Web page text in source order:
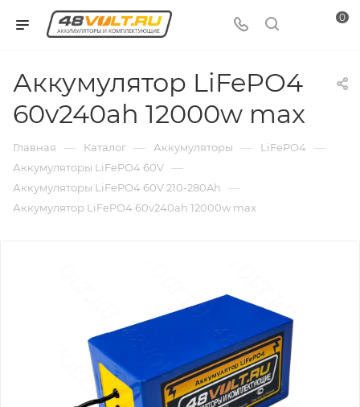
0
Аккумулятор LiFePO4
60v240ah 12000w max
Главная — Каталог — Аккумуляторы — LiFePO4 —
Аккумуляторы LiFePO4 60V —
Аккумуляторы LiFePO4 60V 210-280Ah —
Аккумулятор LiFePO4 60v240ah 12000w max